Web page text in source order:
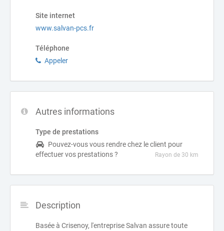
Site internet
www.salvan-pcs.fr
Téléphone
Appeler
Autres informations
Type de prestations
Pouvez-vous vous rendre chez le client pour
effectuer vos prestations ?
Rayon de 30 km
Description
Basée à Crisenoy, l'entreprise Salvan assure toute